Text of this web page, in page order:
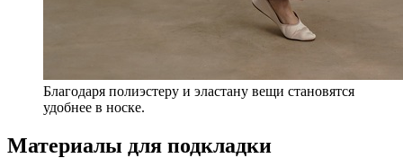
Благодаря полиэстеру и эластану вещи становятся
удобнее в носке.
Материалы для подкладки